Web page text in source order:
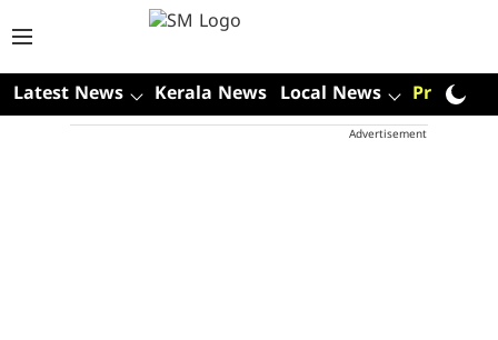
Latest News Kerala News Local News Premium
Advertisement